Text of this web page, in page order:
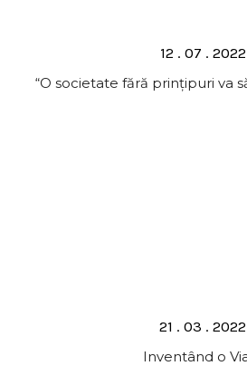
Posted
on
12 . 07 . 2022
“O societate fără prințipuri va
Posted
21 . 03 . 2022
Inventând o